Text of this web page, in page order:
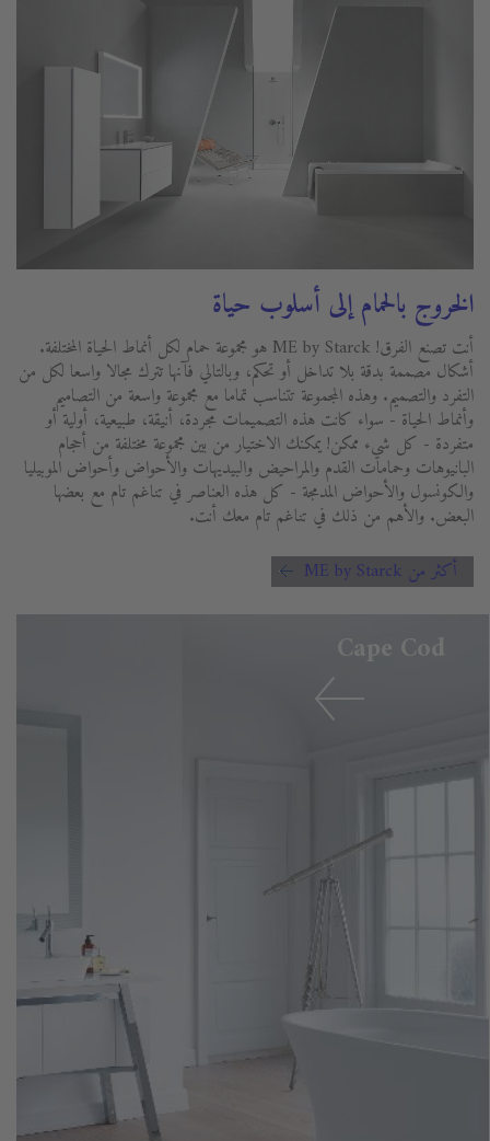
الخروج بالحمام إلى أسلوب حياة
أنت تصنع الفرق! ME by Starck هو مجموعة حمام لكل أنماط الحياة المختلفة.
أشكال مصممة بدقة بلا تداخل أو تحكم، وبالتالي فآنها تترك مجالا واسعا لكل من
التفرد والتصميم. وهذه المجموعة تتناسب تماما مع مجموعة واسعة من التصاميم
وأنماط الحياة - سواء كانت هذه التصميمات مجردة، أنيقة، طبيعية، أولية أو
متفردة - كل شيء ممكن! يمكنك الاختيار من بين مجموعة مختلفة من أحجام
البانيوهات وحمامات القدم والمراحيض والبيديهات والأحواض وأحواض الموبيليا
والكونسول والأحواض المدمجة - كل هذه العناصر في تناغم تام مع بعضها
البعض. والأهم من ذلك في تناغم تام معك أنت.
أكثر من ME by Starck
Cape Cod